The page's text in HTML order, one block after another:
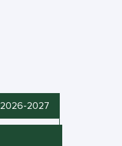
2026-2027